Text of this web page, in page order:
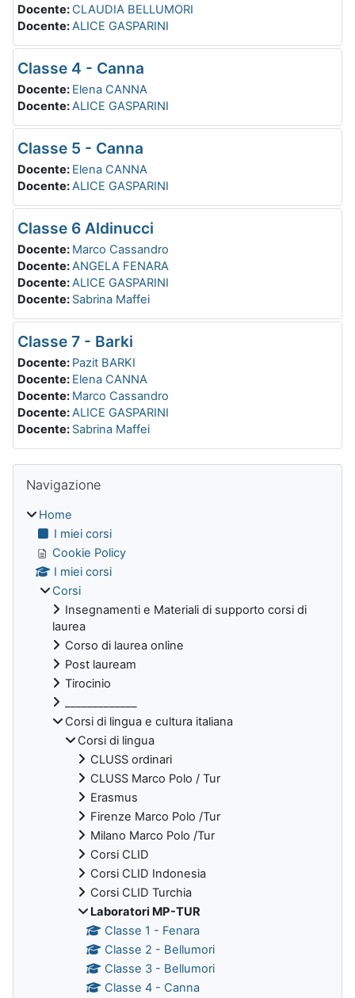
Docente: CLAUDIA BELLUMORI
Docente:ALICE GASPARINI
Classe 4 - Canna
Docente: Elena CANNA
Docente:ALICE GASPARINI
Classe 5 - Canna
Docente: Elena CANNA
Docente:ALICE GASPARINI
Classe 6 Aldinucci
Docente: Marco Cassandro
Docente:ANGELA FENARA
Docente:ALICE GASPARINI
Docente: Sabrina Maffei
Classe 7 - Barki
Docente: Pazit BARKI
Docente: Elena CANNA
Docente: Marco Cassandro
Docente:ALICE GASPARINI
Docente: Sabrina Maffei
Blocchi
Navigazione
Home
I miei corsi
Cookie Policy
I miei corsi
Corsi
Insegnamenti e Materiali di supporto corsi di
laurea
Corso di laurea online
Post lauream
Tirocinio
Corsi di lingua e cultura italiana
Corsi di lingua
CLUSS ordinari
CLUSS Marco Polo / Tur
Erasmus
Firenze Marco Polo /Tur
Milano Marco Polo /Tur
Corsi CLID
Corsi CLID Indonesia
Corsi CLID Turchia
Laboratori MP-TUR
Classe 1 - Fenara
Classe 2 - Bellumori
Classe 3 - Bellumori
Classe 4 - Canna